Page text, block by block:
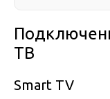
ТВ
Smart TV